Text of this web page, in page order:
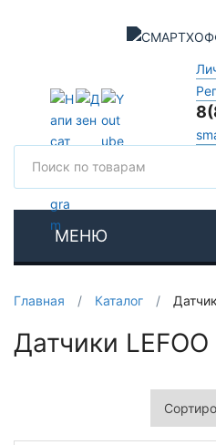
МЕНЮ
Главная / Каталог /
Датчики